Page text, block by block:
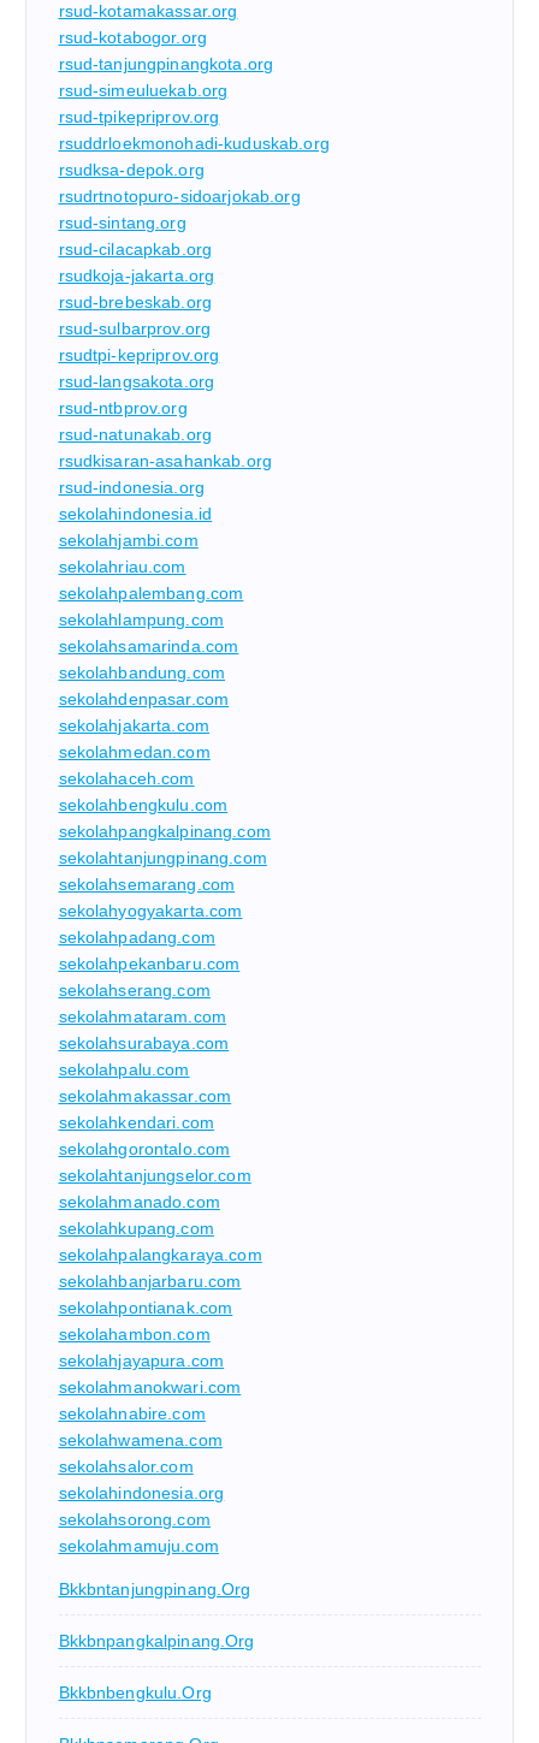
rsud-kotamakassar.org
rsud-kotabogor.org
rsud-tanjungpinangkota.org
rsud-simeuluekab.org
rsud-tpikepriprov.org
rsuddrloekmonohadi-kuduskab.org
rsudksa-depok.org
rsudrtnotopuro-sidoarjokab.org
rsud-sintang.org
rsud-cilacapkab.org
rsudkoja-jakarta.org
rsud-brebeskab.org
rsud-sulbarprov.org
rsudtpi-kepriprov.org
rsud-langsakota.org
rsud-ntbprov.org
rsud-natunakab.org
rsudkisaran-asahankab.org
rsud-indonesia.org
sekolahindonesia.id
sekolahjambi.com
sekolahriau.com
sekolahpalembang.com
sekolahlampung.com
sekolahsamarinda.com
sekolahbandung.com
sekolahdenpasar.com
sekolahjakarta.com
sekolahmedan.com
sekolahaceh.com
sekolahbengkulu.com
sekolahpangkalpinang.com
sekolahtanjungpinang.com
sekolahsemarang.com
sekolahyogyakarta.com
sekolahpadang.com
sekolahpekanbaru.com
sekolahserang.com
sekolahmataram.com
sekolahsurabaya.com
sekolahpalu.com
sekolahmakassar.com
sekolahkendari.com
sekolahgorontalo.com
sekolahtanjungselor.com
sekolahmanado.com
sekolahkupang.com
sekolahpalangkaraya.com
sekolahbanjarbaru.com
sekolahpontianak.com
sekolahambon.com
sekolahjayapura.com
sekolahmanokwari.com
sekolahnabire.com
sekolahwamena.com
sekolahsalor.com
sekolahindonesia.org
sekolahsorong.com
sekolahmamuju.com
Bkkbntanjungpinang.org
Bkkbnpangkalpinang.org
Bkkbnbengkulu.org